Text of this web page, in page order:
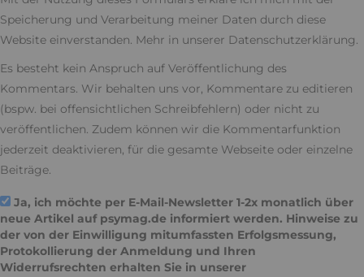
Speicherung und Verarbeitung meiner Daten durch diese
Website einverstanden. Mehr in unserer Datenschutzerklärung.
Es besteht kein Anspruch auf Veröffentlichung des
Kommentars. Wir behalten uns vor, Kommentare zu editieren
(bspw. bei offensichtlichen Schreibfehlern) oder nicht zu
veröffentlichen. Zudem können wir die Kommentarfunktion
jederzeit deaktivieren, für die gesamte Webseite oder einzelne
Beiträge.
Ja, ich möchte per E-Mail-Newsletter 1-2x monatlich über
neue Artikel auf psymag.de informiert werden. Hinweise zu
der von der Einwilligung mitumfassten Erfolgsmessung,
Protokollierung der Anmeldung und Ihren
Widerrufsrechten erhalten Sie in unserer